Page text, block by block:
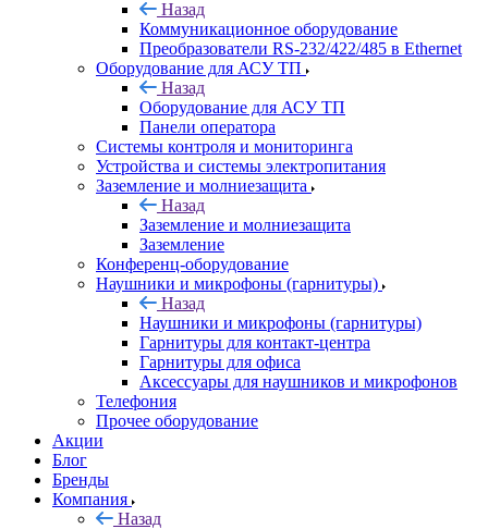
Назад
Коммуникационное оборудование
Преобразователи RS-232/422/485 в Ethernet
Оборудование для АСУ ТП
Назад
Оборудование для АСУ ТП
Панели оператора
Системы контроля и мониторинга
Устройства и системы электропитания
Заземление и молниезащита
Назад
Заземление и молниезащита
Заземление
Конференц-оборудование
Наушники и микрофоны (гарнитуры)
Назад
Наушники и микрофоны (гарнитуры)
Гарнитуры для контакт-центра
Гарнитуры для офиса
Аксессуары для наушников и микрофонов
Телефония
Прочее оборудование
Акции
Блог
Бренды
Компания
Назад